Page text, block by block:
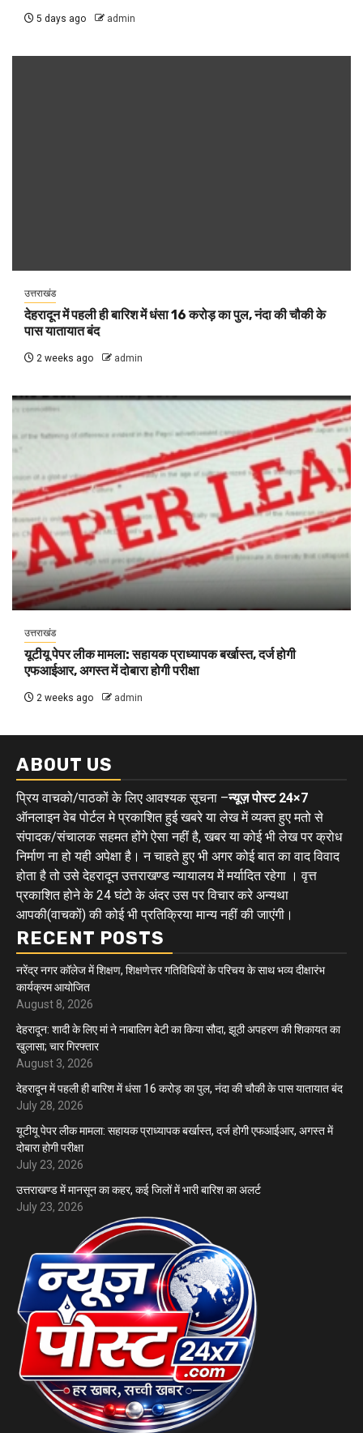
5 days ago admin
उत्तराखंड
देहरादून में पहली ही बारिश में धंसा 16 करोड़ का पुल, नंदा की चौकी के
पास यातायात बंद
2 weeks ago admin
उत्तराखंड
यूटीयू पेपर लीक मामला: सहायक प्राध्यापक बर्खास्त, दर्ज होगी
एफआईआर, अगस्त में दोबारा होगी परीक्षा
2 weeks ago admin
ABOUT US
प्रिय वाचको/पाठकों के लिए आवश्यक सूचना –न्यूज़ पोस्ट 24×7
ऑनलाइन वेब पोर्टल मे प्रकाशित हुई खबरे या लेख में व्यक्त हुए मतो से
संपादक/संचालक सहमत होंगे ऐसा नहीं है, खबर या कोई भी लेख पर क्रोध
निर्माण ना हो यही अपेक्षा है। न चाहते हुए भी अगर कोई बात का वाद विवाद
होता है तो उसे देहरादून उत्तराखण्ड न्यायालय में मर्यादित रहेगा । वृत्त
प्रकाशित होने के 24 घंटो के अंदर उस पर विचार करे अन्यथा
आपकी(वाचकों) की कोई भी प्रतिक्रिया मान्य नहीं की जाएंगी।
RECENT POSTS
नरेंद्र नगर कॉलेज में शिक्षण, शिक्षणेत्तर गतिविधियों के परिचय के साथ भव्य दीक्षारंभ
कार्यक्रम आयोजित
August 8, 2026
देहरादून: शादी के लिए मां ने नाबालिग बेटी का किया सौदा, झूठी अपहरण की शिकायत का
खुलासा; चार गिरफ्तार
August 3, 2026
देहरादून में पहली ही बारिश में धंसा 16 करोड़ का पुल, नंदा की चौकी के पास यातायात बंद
July 28, 2026
यूटीयू पेपर लीक मामला: सहायक प्राध्यापक बर्खास्त, दर्ज होगी एफआईआर, अगस्त में
दोबारा होगी परीक्षा
July 23, 2026
उत्तराखण्ड में मानसून का कहर, कई जिलों में भारी बारिश का अलर्ट
July 23, 2026